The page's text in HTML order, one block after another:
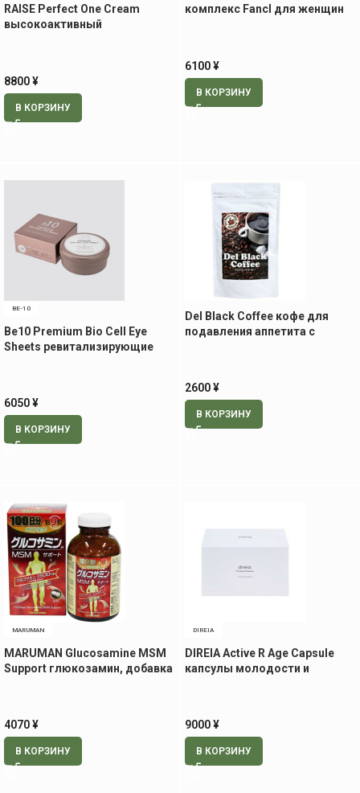
RAISE Perfect One Cream
высокоактивный
8800¥
В КОРЗИНУ
комплекс Fancl для женщин
6100¥
В КОРЗИНУ
BE-10
Be10 Premium Bio Cell Eye
Sheets ревитализирующие
6050¥
В КОРЗИНУ
Del Black Coffee кофе для
подавления аппетита с
2600¥
В КОРЗИНУ
MARUMAN
MARUMAN Glucosamine MSM
Support глюкозамин, добавка
4070¥
В КОРЗИНУ
DIREIA
DIREIA Active R Age Capsule
капсулы молодости и
9000¥
В КОРЗИНУ